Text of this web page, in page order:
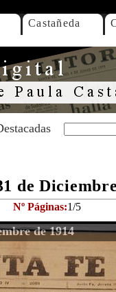
Castañeda
de
Nº Páginas:1/5
de 1914